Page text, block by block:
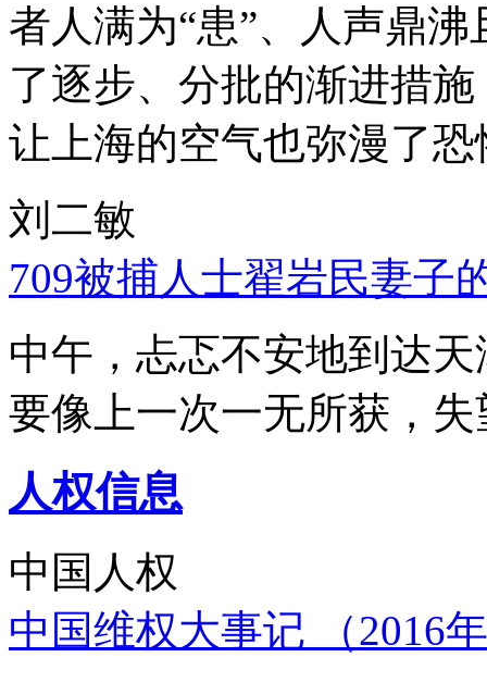
者人满为“患”、人声鼎
了逐步、分批的渐进措
让上海的空气也弥漫了
刘二敏
709被捕人士翟岩民妻子
中午，忐忑不安地到达
要像上一次一无所获，
人权信息
中国人权
中国维权大事记 （2016